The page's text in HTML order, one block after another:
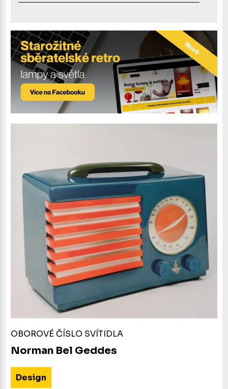
OBOROVÉ ČÍSLO SVÍTIDLA
Norman Bel Geddes
Design